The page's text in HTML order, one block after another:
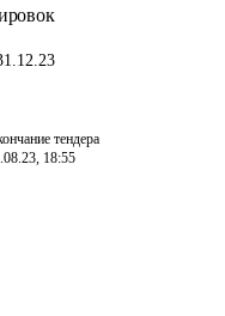
тендера
18:55